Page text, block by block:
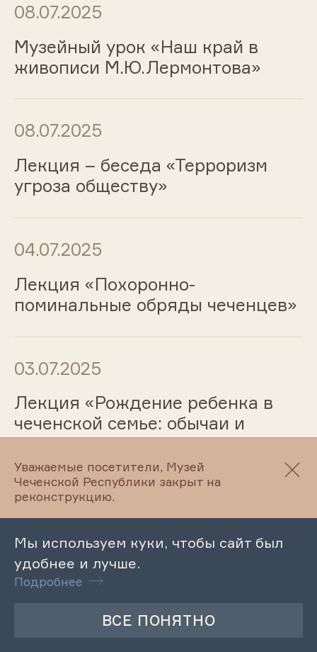
08.07.2025
Музейный урок «Наш край в
живописи М.Ю.Лермонтова»
08.07.2025
Лекция – беседа «Терроризм
угроза обществу»
04.07.2025
Лекция «Похоронно-
поминальные обряды чеченцев»
03.07.2025
Лекция «Рождение ребенка в
чеченской семье: обычаи и
обряды»
27.06.2025
Лекция «Чеченская семья в
понимании подрастающего
поколения»
Уважаемые посетители, Музей
Чеченской Республики закрыт на
реконструкцию.
Мы используем куки, чтобы сайт был
удобнее и лучше.
Подробнее